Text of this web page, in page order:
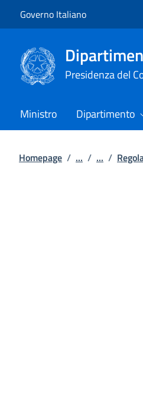
Governo Italiano
Presidenza del
Ministro Dipartimento
Homepage / ... / ... /